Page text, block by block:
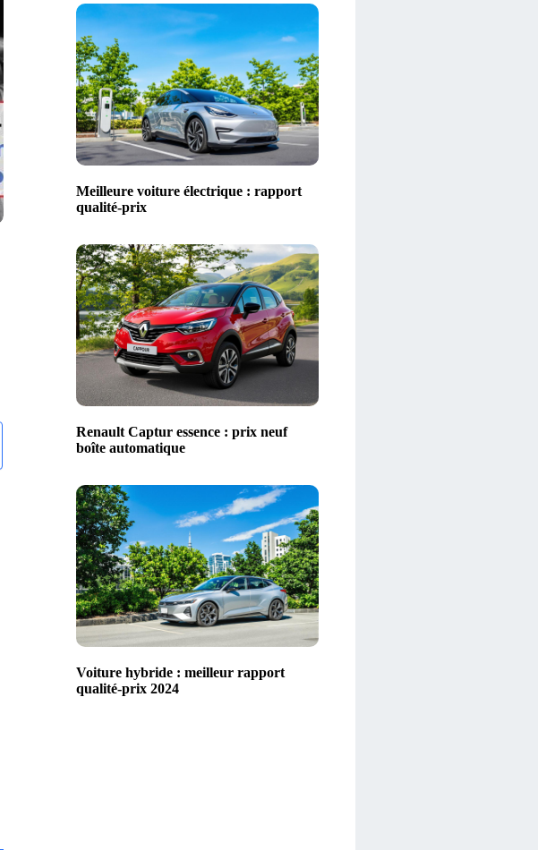
Meilleure voiture électrique : rapport
qualité-prix
Renault Captur essence : prix neuf
boîte automatique
Voiture hybride : meilleur rapport
qualité-prix 2024